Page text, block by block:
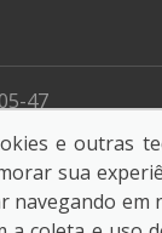
47
Professora
800 - Retiro -
e outras
sua
navegando em